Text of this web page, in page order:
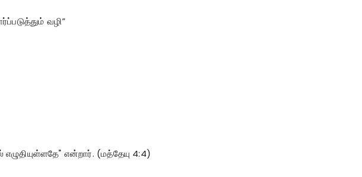
வழி”
என்றார். (மத்தேயு 4:4)